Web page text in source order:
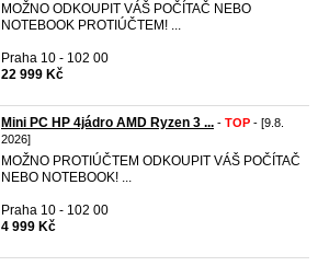
MOŽNO ODKOUPIT VÁŠ POČÍTAČ NEBO
NOTEBOOK PROTIÚČTEM! ...
Praha 10 - 102 00
22 999 Kč
Mini PC HP 4jádro AMD Ryzen 3 ... - TOP - [9.8.
2026]
MOŽNO PROTIÚČTEM ODKOUPIT VÁŠ POČÍTAČ
NEBO NOTEBOOK! ...
Praha 10 - 102 00
4 999 Kč